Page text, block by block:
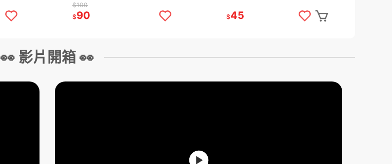
$100
$90 $45
👀 影片開箱 👀